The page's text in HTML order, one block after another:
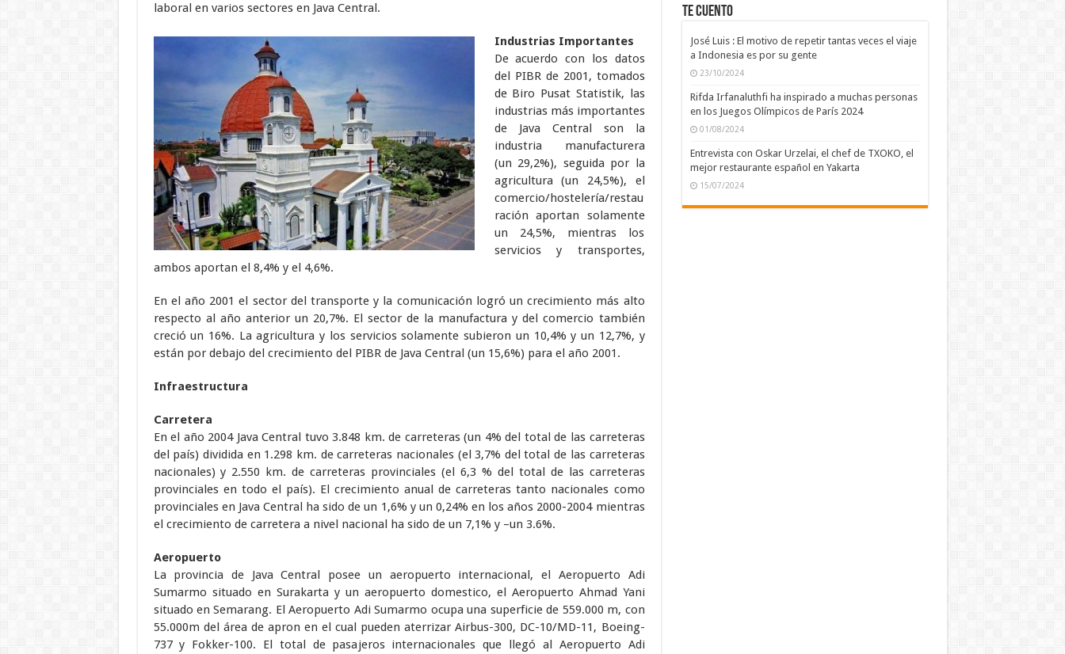
laboral en varios sectores en Java Central.
Industrias Importantes
De acuerdo con los datos
del PIBR de 2001, tomados
de Biro Pusat Statistik, las
industrias más importantes
de Java Central son la
industria manufacturera
(un 29,2%), seguida por la
agricultura (un 24,5%), el
comercio/hostelería/restau
ración aportan solamente
un 24,5%, mientras los
servicios y transportes,
ambos aportan el 8,4% y el 4,6%.
En el año 2001 el sector del transporte y la comunicación logró un crecimiento más alto
respecto al año anterior un 20,7%. El sector de la manufactura y del comercio también
creció un 16%. La agricultura y los servicios solamente subieron un 10,4% y un 12,7%, y
están por debajo del crecimiento del PIBR de Java Central (un 15,6%) para el año 2001.
Infraestructura
Carretera
En el año 2004 Java Central tuvo 3.848 km. de carreteras (un 4% del total de las carreteras
del país) dividida en 1.298 km. de carreteras nacionales (el 3,7% del total de las carreteras
nacionales) y 2.550 km. de carreteras provinciales (el 6,3 % del total de las carreteras
provinciales en todo el país). El crecimiento anual de carreteras tanto nacionales como
provinciales en Java Central ha sido de un 1,6% y un 0,24% en los años 2000-2004 mientras
el crecimiento de carretera a nivel nacional ha sido de un 7,1% y –un 3.6%.
Aeropuerto
La provincia de Java Central posee un aeropuerto internacional, el Aeropuerto Adi
Sumarmo situado en Surakarta y un aeropuerto domestico, el Aeropuerto Ahmad Yani
situado en Semarang. El Aeropuerto Adi Sumarmo ocupa una superficie de 559.000 m, con
55.000m del área de apron en el cual pueden aterrizar Airbus-300, DC-10/MD-11, Boeing-
737 y Fokker-100. El total de pasajeros internacionales que llegó al Aeropuerto Adi
TE CUENTO
José Luis : El motivo de repetir tantas veces el viaje
a Indonesia es por su gente
23/10/2024
Rifda Irfanaluthfi ha inspirado a muchas personas
en los Juegos Olímpicos de París 2024
01/08/2024
Entrevista con Oskar Urzelai, el chef de TXOKO, el
mejor restaurante español en Yakarta
15/07/2024